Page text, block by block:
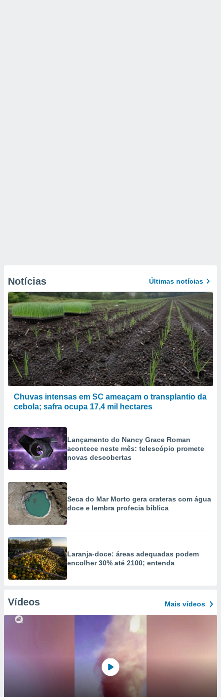
Notícias Últimas notícias
Chuvas intensas em SC ameaçam o transplantio da
cebola; safra ocupa 17,4 mil hectares
Lançamento do Nancy Grace Roman
acontece neste mês: telescópio promete
novas descobertas
Seca do Mar Morto gera crateras com água
doce e lembra profecia bíblica
Laranja-doce: áreas adequadas podem
encolher 30% até 2100; entenda
Vídeos Mais vídeos